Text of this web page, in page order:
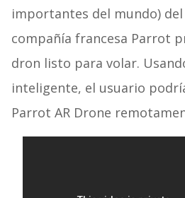
importantes del mundo) del
compañía francesa Parrot
dron listo para volar.
inteligente, el usuario
Parrot AR Drone